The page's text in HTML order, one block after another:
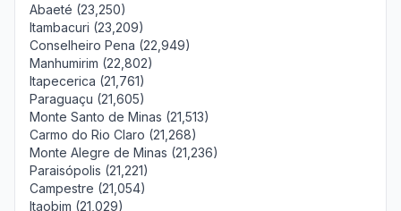
Abaeté (23,250)
Itambacuri (23,209)
Conselheiro Pena (22,949)
Manhumirim (22,802)
Itapecerica (21,761)
Paraguaçu (21,605)
Monte Santo de Minas (21,513)
Carmo do Rio Claro (21,268)
Monte Alegre de Minas (21,236)
Paraisópolis (21,221)
Campestre (21,054)
Itaobim (21,029)